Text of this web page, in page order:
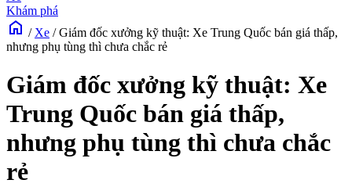
Khám phá
home / Xe / Giám đốc xưởng kỹ thuật: Xe Trung Quốc bán giá thấp,
nhưng phụ tùng thì chưa chắc rẻ
Giám đốc xưởng kỹ thuật: Xe
Trung Quốc bán giá thấp,
nhưng phụ tùng thì chưa chắc
rẻ